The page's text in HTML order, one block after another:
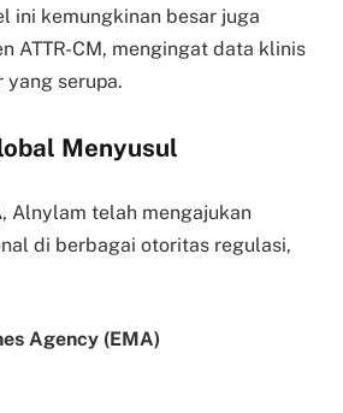
ini kemungkinan besar juga
ATTR-CM, mengingat data klinis
yang serupa.
Menyusul
Alnylam telah mengajukan
di berbagai otoritas regulasi,
Agency (EMA)